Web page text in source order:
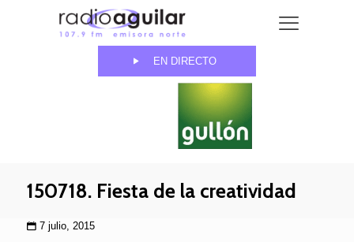
EN DIRECTO
150718. Fiesta de la creatividad
7 julio, 2015